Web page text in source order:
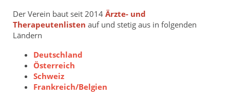
Der Verein baut seit 2014 Ärzte- und
Therapeutenlisten auf und stetig aus in folgenden
Ländern
Deutschland
Österreich
Schweiz
Frankreich/Belgien